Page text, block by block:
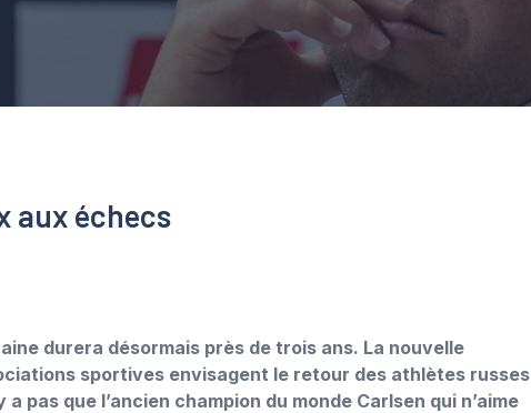
aux échecs
durera désormais près de trois ans. La nouvelle
sportives envisagent le retour des athlètes russes
pas que l’ancien champion du monde Carlsen qui n’aime